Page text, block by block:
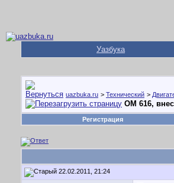
Уазбука
uazbuka.ru > Технический >
OM 616,
Регистрация
22.02.2011, 21:24